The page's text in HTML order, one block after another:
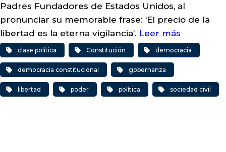
Padres Fundadores de Estados Unidos, al
pronunciar su memorable frase: ‘El precio de la
libertad es la eterna vigilancia’. Leer más
clase política Constitución democracia
democracia constitucional gobernanza
libertad poder política sociedad civil